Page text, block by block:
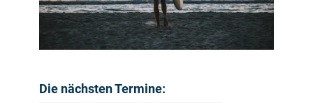
Die nächsten Termine: